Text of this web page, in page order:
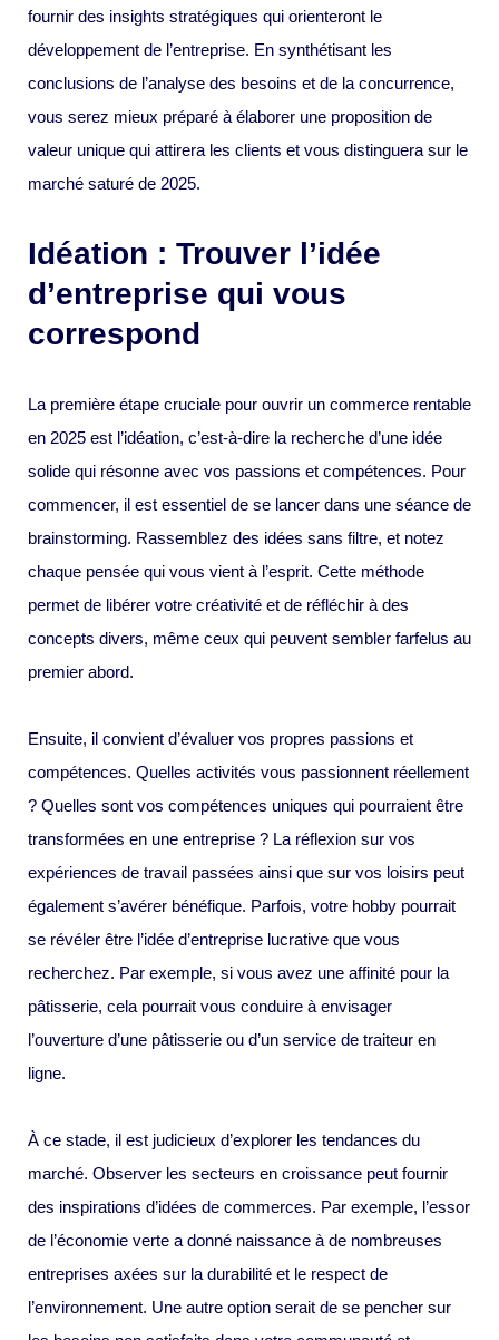
fournir des insights stratégiques qui orienteront le
développement de l’entreprise. En synthétisant les
conclusions de l’analyse des besoins et de la concurrence,
vous serez mieux préparé à élaborer une proposition de
valeur unique qui attirera les clients et vous distinguera sur le
marché saturé de 2025.
Idéation : Trouver l’idée
d’entreprise qui vous
correspond
La première étape cruciale pour ouvrir un commerce rentable
en 2025 est l’idéation, c’est-à-dire la recherche d’une idée
solide qui résonne avec vos passions et compétences. Pour
commencer, il est essentiel de se lancer dans une séance de
brainstorming. Rassemblez des idées sans filtre, et notez
chaque pensée qui vous vient à l’esprit. Cette méthode
permet de libérer votre créativité et de réfléchir à des
concepts divers, même ceux qui peuvent sembler farfelus au
premier abord.
Ensuite, il convient d’évaluer vos propres passions et
compétences. Quelles activités vous passionnent réellement
? Quelles sont vos compétences uniques qui pourraient être
transformées en une entreprise ? La réflexion sur vos
expériences de travail passées ainsi que sur vos loisirs peut
également s’avérer bénéfique. Parfois, votre hobby pourrait
se révéler être l’idée d’entreprise lucrative que vous
recherchez. Par exemple, si vous avez une affinité pour la
pâtisserie, cela pourrait vous conduire à envisager
l’ouverture d’une pâtisserie ou d’un service de traiteur en
ligne.
À ce stade, il est judicieux d’explorer les tendances du
marché. Observer les secteurs en croissance peut fournir
des inspirations d’idées de commerces. Par exemple, l’essor
de l’économie verte a donné naissance à de nombreuses
entreprises axées sur la durabilité et le respect de
l’environnement. Une autre option serait de se pencher sur